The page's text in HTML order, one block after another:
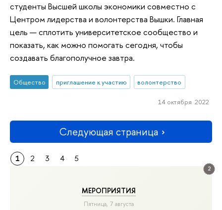
2
МЕРОПРИЯТИЯ
Пятница, 7 августа
студенты Высшей школы экономики совместно с
Центром лидерства и волонтерства Вышки. Главная
цель — сплотить университетское сообщество и
показать, как можно помогать сегодня, чтобы
создавать благополучное завтра.
Общество приглашение к участию волонтерство
14 октября 2022
Следующая страница
1 2 3 4 5